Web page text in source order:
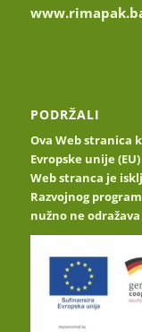
PODRŽALI
Ova Web stranica
Evropske unije
Web stranca je
Razvojnog
nužno ne